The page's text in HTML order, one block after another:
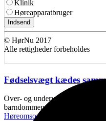
Fødselsvægt kædes
Over- og undervægt ved
barndommen, kan kædes
Høreomsorg
11:43 onsdag
Klinik
Høreapparatbruger
Indsend
© HørNu 2017
Alle rettigheder forbeholdes